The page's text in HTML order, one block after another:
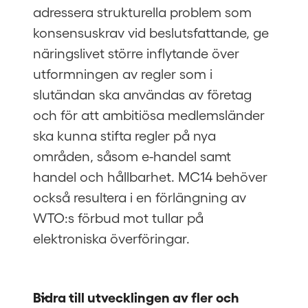
adressera strukturella problem som
konsensuskrav vid beslutsfattande, ge
näringslivet större inflytande över
utformningen av regler som i
slutändan ska användas av företag
och för att ambitiösa medlemsländer
ska kunna stifta regler på nya
områden, såsom e-handel samt
handel och hållbarhet. MC14 behöver
också resultera i en förlängning av
WTO:s förbud mot tullar på
elektroniska överföringar.
Bidra till utvecklingen av fler och